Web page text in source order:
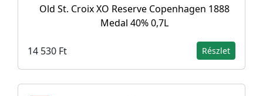
Old St. Croix XO Reserve Copenhagen 1888
Medal 40% 0,7L
14 530 Ft Részlet